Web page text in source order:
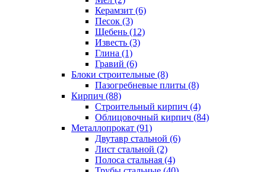
Керамзит (6)
Песок (3)
Щебень (12)
Известь (3)
Глина (1)
Гравий (6)
Блоки строительные (8)
Пазогребневые плиты (8)
Кирпич (88)
Строительный кирпич (4)
Облицовочный кирпич (84)
Металлопрокат (91)
Двутавр стальной (6)
Лист стальной (2)
Полоса стальная (4)